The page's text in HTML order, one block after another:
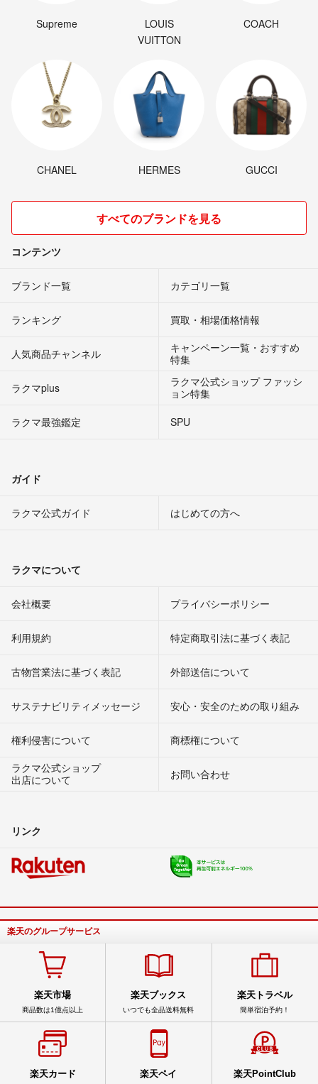
Supreme
LOUIS
VUITTON
COACH
CHANEL HERMES GUCCI
すべてのブランドを見る
コンテンツ
ブランド一覧 カテゴリ一覧
ランキング 買取・相場価格情報
人気商品チャンネル
キャンペーン一覧・おすすめ
特集
ラクマplus
ラクマ公式ショップ ファッシ
ョン特集
ラクマ最強鑑定
SPU
ガイド
ラクマ公式ガイド はじめての方へ
ラクマについて
会社概要 プライバシーポリシー
利用規約 特定商取引法に基づく表記
古物営業法に基づく表記 外部送信について
サステナビリティメッセージ 安心・安全のための取り組み
権利侵害について
商標権について
ラクマ公式ショップ
出店について
お問い合わせ
リンク
楽天のグループサービス
楽天市場
商品数は1億点以上
楽天ブックス
いつでも全品送料無料
楽天トラベル
簡単宿泊予約！
楽天カード 楽天ペイ 楽天PointClub